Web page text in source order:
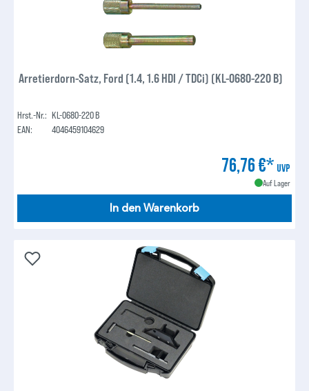
Arretierdorn-Satz, Ford (1.4, 1.6 HDI / TDCi) (KL-0680-220 B)
Hrst.-Nr.: KL-0680-220 B
EAN:
4046459104629
76,76 €* UVP
Auf Lager
In den Warenkorb